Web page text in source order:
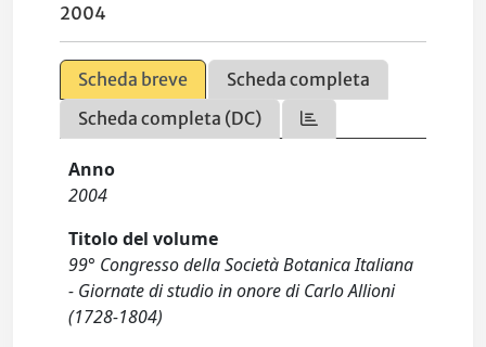
2004
Scheda breve
Scheda completa
Scheda completa (DC)
Anno
2004
Titolo del volume
99° Congresso della Società Botanica Italiana
- Giornate di studio in onore di Carlo Allioni
(1728-1804)